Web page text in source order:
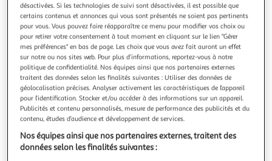
4,4 (48)
BEN & JERRY'S
Pot de crème glacée cookie dough
Mais, qu'est-ce que Cookie Dough ? C'est une glace à la
vanille onctueuse avec des inclusions cacaotées et des
morceaux de pâte à cookie pour une envoûtante touche
sucrée. L'histoire de ce parfum commence grâce à la
suggestion d'une fan : ajouter des morceaux de pâte à
cookies à notre glace vanille.
En savoir +
406g
désactivées. Si les technologies de suivi sont désactivées, il est possible que
certains contenus et annonces qui vous sont présentés ne soient pas pertinents
pour vous. Vous pouvez faire réapparaître ce menu pour modifier vos choix ou
pour retirer votre consentement à tout moment en cliquant sur le lien "Gérer
mes préférences" en bas de page. Les choix que vous avez fait auront un effet
sur notre ou nos sites web. Pour plus d’informations, reportez-vous à notre
politique de confidentialité. Nos équipes ainsi que nos partenaires externes
traitent des données selon les finalités suivantes : Utiliser des données de
géolocalisation précises. Analyser activement les caractéristiques de l’appareil
pour l’identification. Stocker et/ou accéder à des informations sur un appareil.
Publicités et contenu personnalisés, mesure de performance des publicités et du
contenu, études d’audience et développement de services.
Nos équipes ainsi que nos partenaires externes, traitent des
données selon les finalités suivantes :